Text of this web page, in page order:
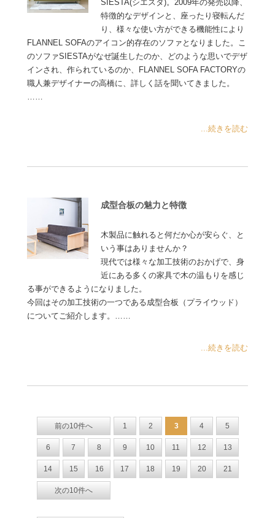
SIESTA(シエスタ)。2009年の発売以降、
特徴的なデザインと、座ったり寝転んだ
り、様々な使い方ができる機能性により
FLANNEL SOFAのアイコン的存在のソファとなりました。こ
のソファSIESTAがなぜ誕生したのか、どのような思いでデザ
インされ、作られているのか、FLANNEL SOFA FACTORYの
職人兼デザイナーの高橋に、詳しく話を聞いてきました。
……
...続きを読む
成型合板の魅力と特徴
木製品に触れると何だか心が安らぐ、と
いう事はありませんか？
現代では様々な加工技術のおかげで、身
近にある多くの家具で木の温もりを感じ
る事ができるようになりました。
今回はその加工技術の一つである成型合板（プライウッド）
についてご紹介します。……
...続きを読む
前の10件へ 1 2 3 4 5
6 7 8 9 10 11 12 13
14 15 16 17 18 19 20 21
次の10件へ